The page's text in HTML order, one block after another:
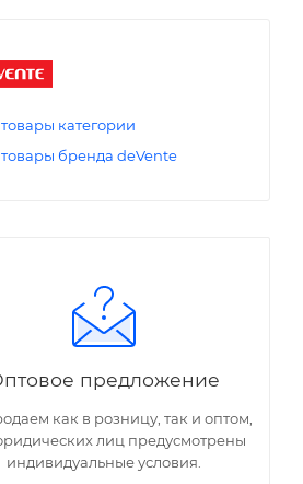
категории
бренда deVente
предложение
как в розницу, так и оптом,
лиц предусмотрены
индивидуальные условия.